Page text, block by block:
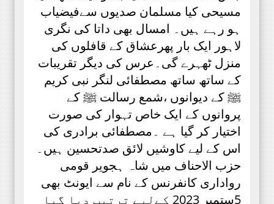
مسیحی کیا مسلمان صدیوں سےفیضیاب
ہو رہے ہیں۔ امسال بھی داتا کی نگری
لاہور ایک بار پھرعشاق کے قافلوں کی
منزل ٹھہرے گی۔عرس کی دیگر تقریبات
کے ساتھ ساتھ مصطفائی لنگر نبی کریم
ﷺ کے دیوانوں ،شمع رسالت ﷺ کے
پروانوں کے ایک خاص تہوار کی صورت
اختیار کر گیا ہے ۔مصطفائی برادری کی
اس کے لیے کاوشیں لائق صدتحسین ہیں۔
حزب الاحناف میں شاہ ہجویر قومی
رواداری کانفرنس کے نام سے ایونٹ بھی
5ستمبر 2023 کےلیے ترتیب دیا گیا